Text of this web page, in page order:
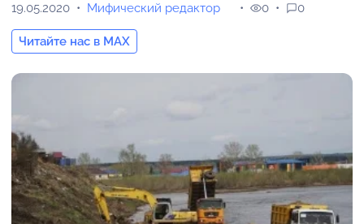
19.05.2020 Мифический редактор
Читайте нас в MAX
0 0